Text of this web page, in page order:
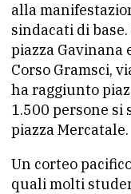
alla
sindacati di
piazza Gavinana
Corso Gramsci,
ha raggiunto
1.500 persone si
piazza Mercatale.
Un corteo
quali molti